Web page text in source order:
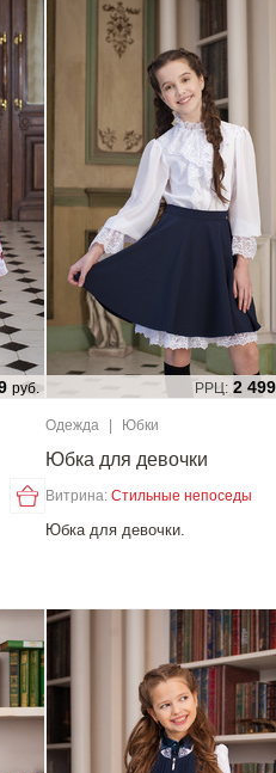
руб. РРЦ: 2 499
Одежда Юбки
Юбка для девочки
Витрина: Стильные непоседы
Юбка для девочки.